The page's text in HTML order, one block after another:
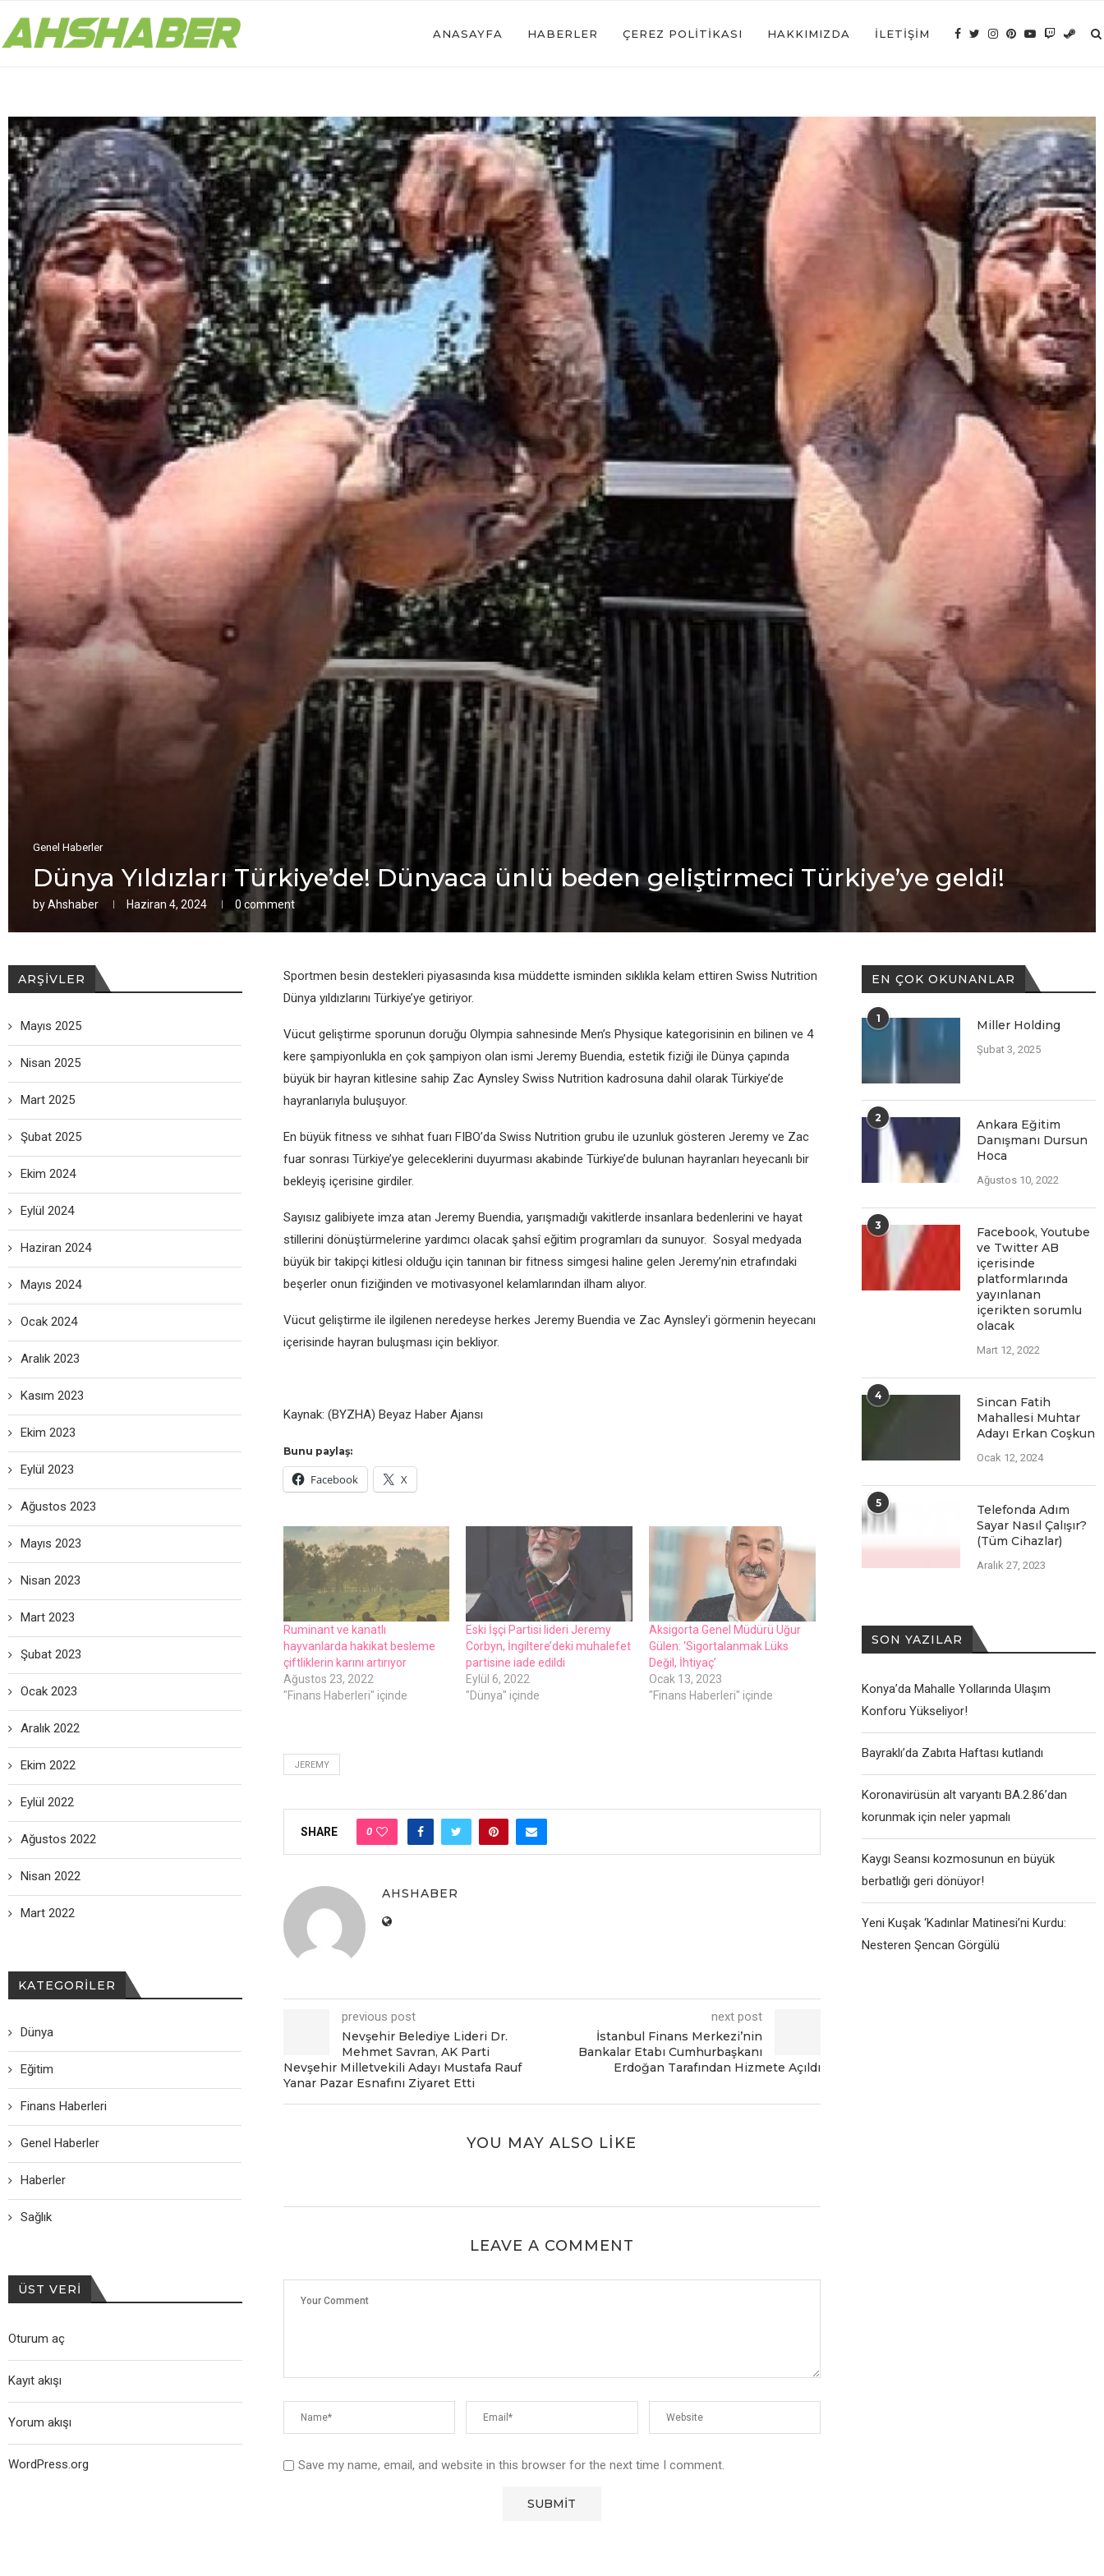
ANASAYFA HABERLER ÇEREZ POLITIKASI HAKKIMIZDA İLETIŞIM
Genel Haberler
Dünya Yıldızları Türkiye’de! Dünyaca ünlü beden geliştirmeci Türkiye’ye geldi!
byAhshaber Haziran 4, 2024 0 comment
Sportmen besin destekleri piyasasında kısa müddette isminden sıklıkla kelam ettiren Swiss Nutrition
Dünya yıldızlarını Türkiye’ye getiriyor.
Vücut geliştirme sporunun doruğu Olympia sahnesinde Men’s Physique kategorisinin en bilinen ve 4
kere şampiyonlukla en çok şampiyon olan ismi Jeremy Buendia, estetik fiziği ile Dünya çapında
büyük bir hayran kitlesine sahip Zac Aynsley Swiss Nutrition kadrosuna dahil olarak Türkiye’de
hayranlarıyla buluşuyor.
En büyük fitness ve sıhhat fuarı FIBO’da Swiss Nutrition grubu ile uzunluk gösteren Jeremy ve Zac
fuar sonrası Türkiye’ye geleceklerini duyurması akabinde Türkiye’de bulunan hayranları heyecanlı bir
bekleyiş içerisine girdiler.
Sayısız galibiyete imza atan Jeremy Buendia, yarışmadığı vakitlerde insanlara bedenlerini ve hayat
stillerini dönüştürmelerine yardımcı olacak şahsî eğitim programları da sunuyor. Sosyal medyada
büyük bir takipçi kitlesi olduğu için tanınan bir fitness simgesi haline gelen Jeremy’nin etrafındaki
beşerler onun fiziğinden ve motivasyonel kelamlarından ilham alıyor.
Vücut geliştirme ile ilgilenen neredeyse herkes Jeremy Buendia ve Zac Aynsley’i görmenin heyecanı
içerisinde hayran buluşması için bekliyor.
Kaynak: (BYZHA) Beyaz Haber Ajansı
Bunu paylaş:
Facebook X
Ruminant ve kanatlı
hayvanlarda hakikat besleme
çiftliklerin karını artırıyor
Ağustos 23, 2022
"Finans Haberleri" içinde
Eski İşçi Partisi lideri Jeremy
Corbyn, İngiltere’deki muhalefet
partisine iade edildi
Eylül 6, 2022
"Dünya" içinde
Aksigorta Genel Müdürü Uğur
Gülen: ‘Sigortalanmak Lüks
Değil, İhtiyaç’
Ocak 13, 2023
"Finans Haberleri" içinde
JEREMY
SHARE 0
AHSHABER
previous post
Nevşehir Belediye Lideri Dr.
Mehmet Savran, AK Parti
Nevşehir Milletvekili Adayı Mustafa Rauf
Yanar Pazar Esnafını Ziyaret Etti
next post
İstanbul Finans Merkezi’nin
Bankalar Etabı Cumhurbaşkanı
Erdoğan Tarafından Hizmete Açıldı
YOU MAY ALSO LIKE
LEAVE A COMMENT
Save my name, email, and website in this browser for the next time I comment.
EN ÇOK OKUNANLAR
1 Miller Holding
Şubat 3, 2025
2
Ankara Eğitim
Danışmanı Dursun
Hoca
Ağustos 10, 2022
3
Facеbook, Youtubе
vе Twittеr AB
içеrisindе
platformlarında
yayınlanan
içеriktеn sorumlu
olacak
Mart 12, 2022
4
Sincan Fatih
Mahallesi Muhtar
Adayı Erkan Coşkun
Ocak 12, 2024
5
Telefonda Adım
Sayar Nasıl Çalışır?
(Tüm Cihazlar)
Aralık 27, 2023
SON YAZILAR
Konya’da Mahalle Yollarında Ulaşım
Konforu Yükseliyor!
Bayraklı’da Zabıta Haftası kutlandı
Koronavirüsün alt varyantı BA.2.86’dan
korunmak için neler yapmalı
Kaygı Seansı kozmosunun en büyük
berbatlığı geri dönüyor!
Yeni Kuşak ‘Kadınlar Matinesi’ni Kurdu:
Nesteren Şencan Görgülü
ARŞIVLER
Mayıs 2025
Nisan 2025
Mart 2025
Şubat 2025
Ekim 2024
Eylül 2024
Haziran 2024
Mayıs 2024
Ocak 2024
Aralık 2023
Kasım 2023
Ekim 2023
Eylül 2023
Ağustos 2023
Mayıs 2023
Nisan 2023
Mart 2023
Şubat 2023
Ocak 2023
Aralık 2022
Ekim 2022
Eylül 2022
Ağustos 2022
Nisan 2022
Mart 2022
KATEGORILER
Dünya
Eğitim
Finans Haberleri
Genel Haberler
Haberler
Sağlık
ÜST VERI
Oturum aç
Kayıt akışı
Yorum akışı
WordPress.org